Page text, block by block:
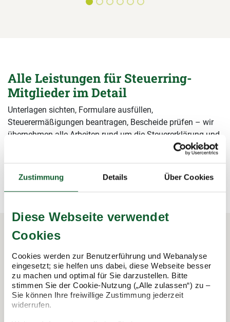
Zustimmung Details Über Cookies
Diese Webseite verwendet
Cookies
Cookies werden zur Benutzerführung und Webanalyse
eingesetzt; sie helfen uns dabei, diese Webseite besser
zu machen und optimal für Sie darzustellen. Bitte
stimmen Sie der Cookie-Nutzung („Alle zulassen“) zu –
Sie können Ihre freiwillige Zustimmung jederzeit
widerrufen.
Alle Leistungen für Steuerring-
Mitglieder im Detail
Unterlagen sichten, Formulare ausfüllen,
Steuerermäßigungen beantragen, Bescheide prüfen – wir
übernehmen alle Arbeiten rund um die Steuererklärung und
In 3 Schritten zur Steuererklärung.
So funktioniert's: